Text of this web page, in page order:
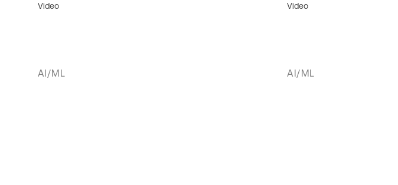
Video
AI/ML
Video
AI/ML